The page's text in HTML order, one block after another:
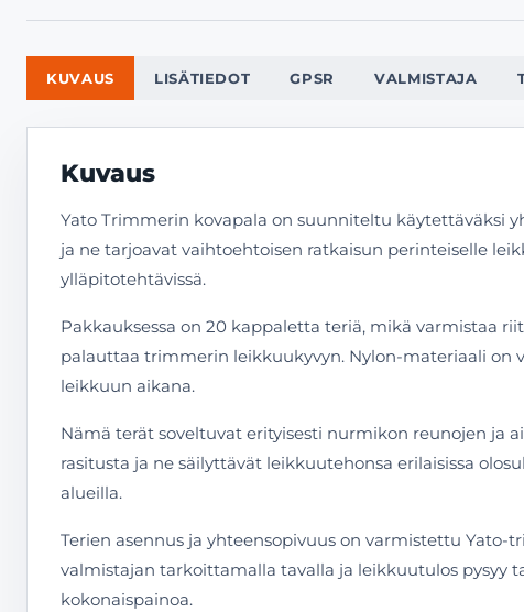
KUVAUS LISÄTIEDOT GPSR VALMISTAJA
Kuvaus
Yato Trimmerin kovapala on suunniteltu käytettäväksi
ja ne tarjoavat vaihtoehtoisen ratkaisun perinteiselle
ylläpitotehtävissä.
Pakkauksessa on 20 kappaletta teriä, mikä varmistaa
palauttaa trimmerin leikkuukyvyn. Nylon-materiaali on
leikkuun aikana.
Nämä terät soveltuvat erityisesti nurmikon reunojen ja
rasitusta ja ne säilyttävät leikkuutehonsa erilaisissa
alueilla.
Terien asennus ja yhteensopivuus on varmistettu
valmistajan tarkoittamalla tavalla ja leikkuutulos pysyy
kokonaispainoa.